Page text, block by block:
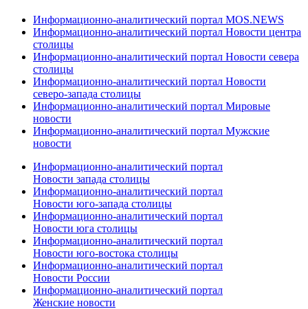
Информационно-аналитический портал MOS.NEWS
Информационно-аналитический портал Новости центра
столицы
Информационно-аналитический портал Новости севера
столицы
Информационно-аналитический портал Новости
северо-запада столицы
Информационно-аналитический портал Мировые
новости
Информационно-аналитический портал Мужские
новости
Информационно-аналитический портал
Новости запада столицы
Информационно-аналитический портал
Новости юго-запада столицы
Информационно-аналитический портал
Новости юга столицы
Информационно-аналитический портал
Новости юго-востока столицы
Информационно-аналитический портал
Новости России
Информационно-аналитический портал
Женские новости